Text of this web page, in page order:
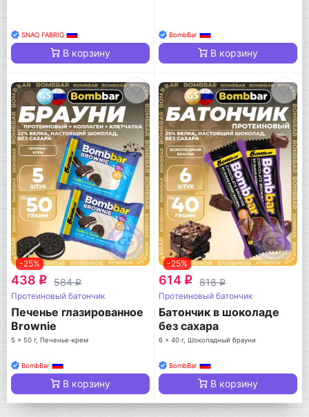
SNAQ FABRIQ
В корзину
BombBar
В корзину
-25%
438 q 584q
Протеиновый батончик
Печенье глазированное
Brownie
5 x 50 г, Печенье-крем
BombBar
В корзину
-25%
614 q 818q
Протеиновый батончик
Батончик в шоколаде
без сахара
6 x 40 г, Шоколадный брауни
BombBar
В корзину